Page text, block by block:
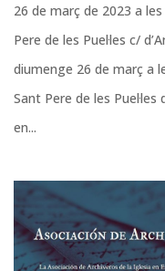
26 de març de 2023 a
Pere de les Puel·les c/
diumenge 26 de març a
Sant Pere de les
en...